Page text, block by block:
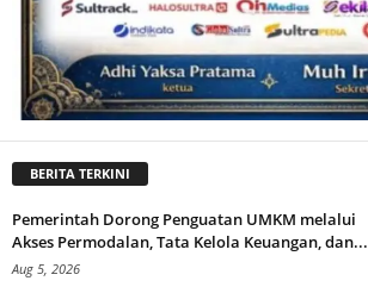
BERITA TERKINI
Pemerintah Dorong Penguatan UMKM melalui
Akses Permodalan, Tata Kelola Keuangan, dan...
Aug 5, 2026